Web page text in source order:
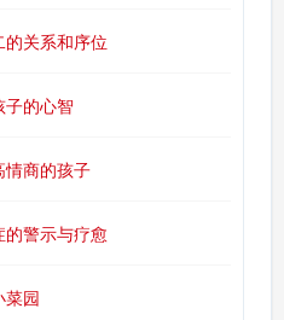
关系和序位
子的心智
情商的孩子
警示与疗愈
菜园